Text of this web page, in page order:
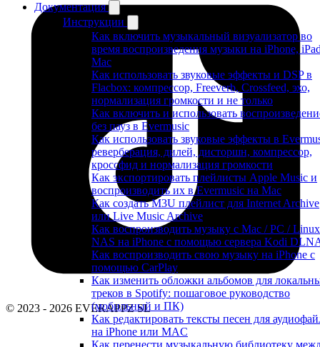
Документация
Инструкции
Как включить музыкальный визуализатор во
время воспроизведения музыки на iPhone,
Mac
Как использовать звуковые эффекты и DSP в
Flacbox: компрессор, Freeverb, Crossfeed, эхо,
нормализация громкости и не только
Как включить и использовать
без пауз в Evermusic
Как использовать звуковые эффекты в
реверберация, дилей, дисторшн, компрессор,
кроссфид и нормализация громкости
Как экспортировать плейлисты Apple Music и
воспроизводить их в Evermusic на Mac
Как создать M3U плейлист для Internet Archive
или Live Music Archive
Как воспроизводить музыку с Mac / PC /
NAS на iPhone с помощью сервера Kodi
Как воспроизводить свою музыку на iPhone с
помощью CarPlay
Как изменить обложки альбомов для
треков в Spotify: пошаговое руководство
(мобильный и ПК)
Как редактировать тексты песен для
на iPhone или MAC
Как перенести музыкальную библиотеку
© 2023 - 2026 EVERAPPZ SL